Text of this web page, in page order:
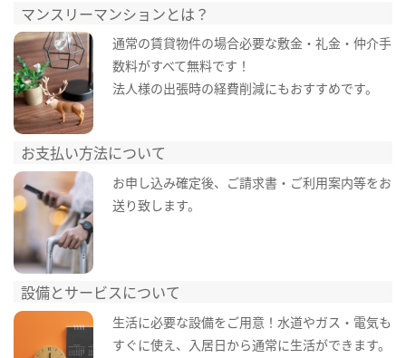
マンスリーマンションとは？
通常の賃貸物件の場合必要な敷金・礼金・仲介手
数料がすべて無料です！
法人様の出張時の経費削減にもおすすめです。
お支払い方法について
お申し込み確定後、ご請求書・ご利用案内等をお
送り致します。
設備とサービスについて
生活に必要な設備をご用意！水道やガス・電気も
すぐに使え、入居日から通常に生活ができます。